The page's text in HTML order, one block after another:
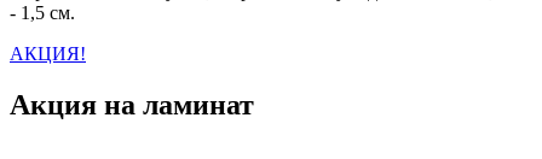
- 1,5 см.
АКЦИЯ!
Акция на ламинат